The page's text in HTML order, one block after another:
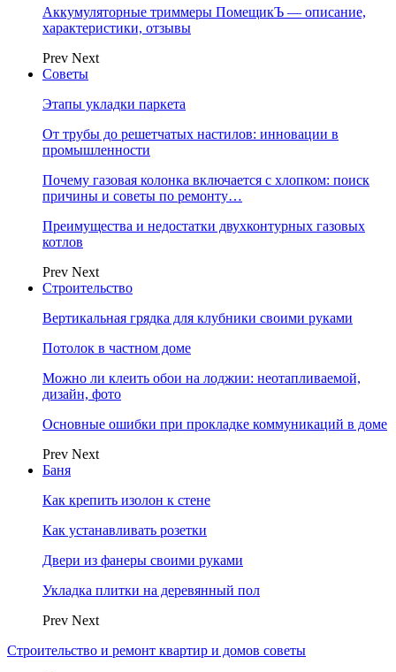
Аккумуляторные триммеры ПомещикЪ — описание,
характеристики, отзывы
Prev Next
Советы
Этапы укладки паркета
От трубы до решетчатых настилов: инновации в
промышленности
Почему газовая колонка включается с хлопком: поиск
причины и советы по ремонту…
Преимущества и недостатки двухконтурных газовых
котлов
Prev Next
Строительство
Вертикальная грядка для клубники своими руками
Потолок в частном доме
Можно ли клеить обои на лоджии: неотапливаемой,
дизайн, фото
Основные ошибки при прокладке коммуникаций в доме
Prev Next
Баня
Как крепить изолон к стене
Как устанавливать розетки
Двери из фанеры своими руками
Укладка плитки на деревянный пол
Prev Next
Строительство и ремонт квартир и домов советы